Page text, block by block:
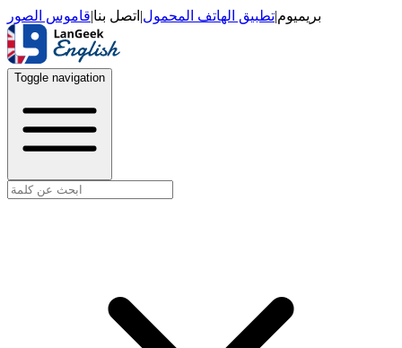
بريميوم|تطبيق الهاتف المحمول| اتصل بنا|قاموس الصور
Toggle navigation